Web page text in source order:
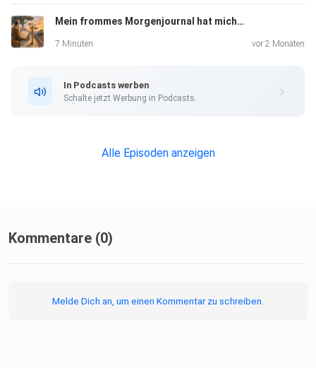
Mein frommes Morgenjournal hat mich belogen
7 Minuten vor 2 Monaten
In Podcasts werben
Schalte jetzt Werbung in Podcasts.
Alle Episoden anzeigen
Kommentare (0)
Melde Dich an, um einen Kommentar zu schreiben.